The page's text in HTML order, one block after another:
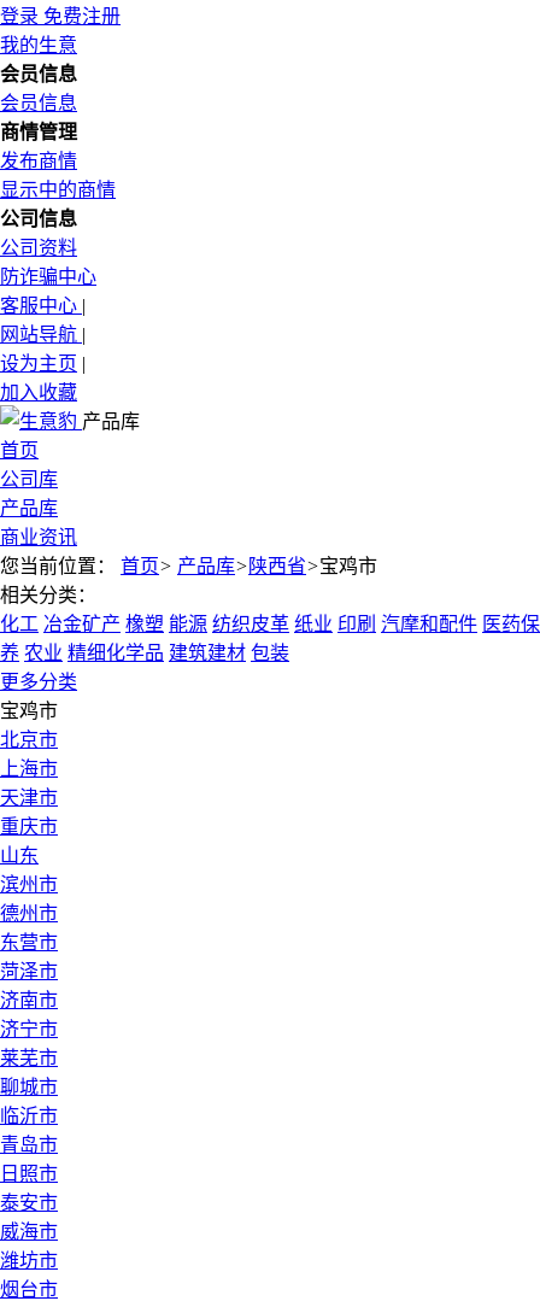
登录 免费注册
我的生意
会员信息
会员信息
商情管理
发布商情
显示中的商情
公司信息
公司资料
防诈骗中心
客服中心 |
网站导航 |
设为主页 |
加入收藏
产品库
首页
公司库
产品库
商业资讯
您当前位置：
首页> 产品库>陕西省>宝鸡市
相关分类：
化工 冶金矿产 橡塑 能源 纺织皮革 纸业 印刷 汽摩和配件 医药保
养 农业 精细化学品 建筑建材 包装
更多分类
宝鸡市
北京市
上海市
天津市
重庆市
山东
滨州市
德州市
东营市
菏泽市
济南市
济宁市
莱芜市
聊城市
临沂市
青岛市
日照市
泰安市
威海市
潍坊市
烟台市